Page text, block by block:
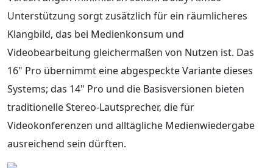
Unterstützung sorgt zusätzlich für ein räumlicheres
Klangbild, das bei Medienkonsum und
Videobearbeitung gleichermaßen von Nutzen ist. Das
16" Pro übernimmt eine abgespeckte Variante dieses
Systems; das 14" Pro und die Basisversionen bieten
traditionelle Stereo-Lautsprecher, die für
Videokonferenzen und alltägliche Medienwiedergabe
ausreichend sein dürften.